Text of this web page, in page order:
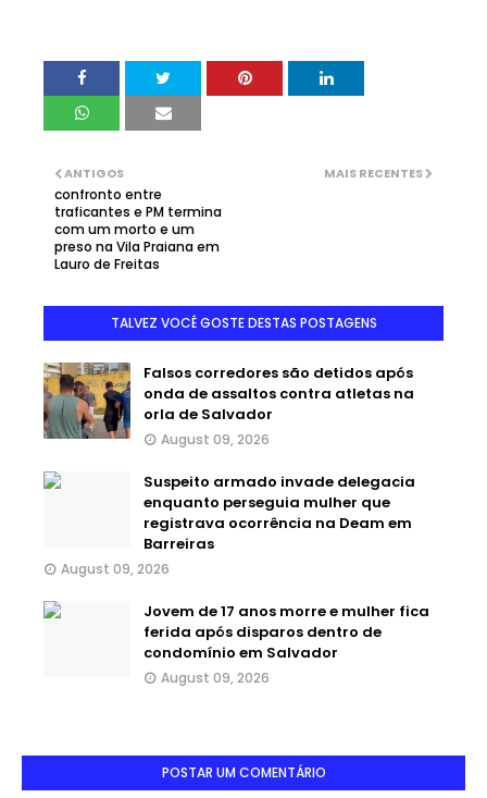
MAIS RECENTES
ANTIGOS
confronto entre
traficantes e PM termina
com um morto e um
preso na Vila Praiana em
Lauro de Freitas
TALVEZ VOCÊ GOSTE DESTAS POSTAGENS
Falsos corredores são detidos após
onda de assaltos contra atletas na
orla de Salvador
August 09, 2026
Suspeito armado invade delegacia
enquanto perseguia mulher que
registrava ocorrência na Deam em
Barreiras
August 09, 2026
Jovem de 17 anos morre e mulher fica
ferida após disparos dentro de
condomínio em Salvador
August 09, 2026
POSTAR UM COMENTÁRIO